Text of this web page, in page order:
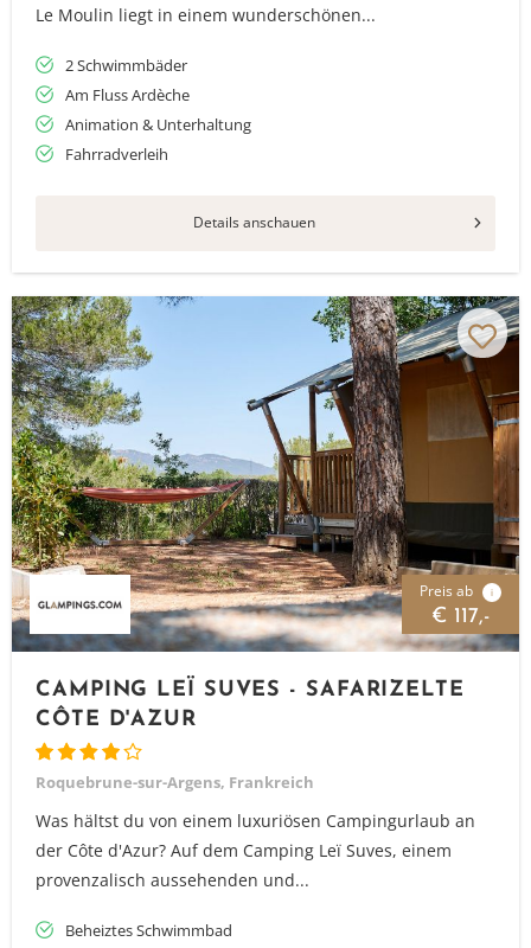
Le Moulin liegt in einem wunderschönen...
2 Schwimmbäder
Am Fluss Ardèche
Animation & Unterhaltung
Fahrradverleih
Details anschauen
Preis ab i
€ 117,-
CAMPING LEÏ SUVES - SAFARIZELTE
CÔTE D'AZUR
Roquebrune-sur-Argens, Frankreich
Was hältst du von einem luxuriösen Campingurlaub an
der Côte d'Azur? Auf dem Camping Leï Suves, einem
provenzalisch aussehenden und...
Beheiztes Schwimmbad